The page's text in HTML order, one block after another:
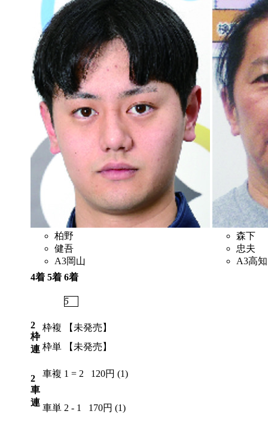
柏野
健吾
A3岡山
森下
忠夫
A3高知
4着 5着 6着
5
2
枠
連
枠複
【未発売】
枠単
【未発売】
2
車
連
車複 1 = 2 120円 (1)
車単 2 - 1 170円 (1)